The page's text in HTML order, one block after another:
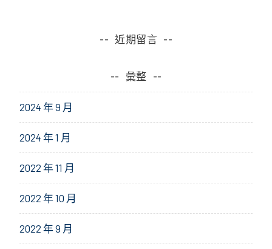
近期留言
彙整
2024 年 9 月
2024 年 1 月
2022 年 11 月
2022 年 10 月
2022 年 9 月